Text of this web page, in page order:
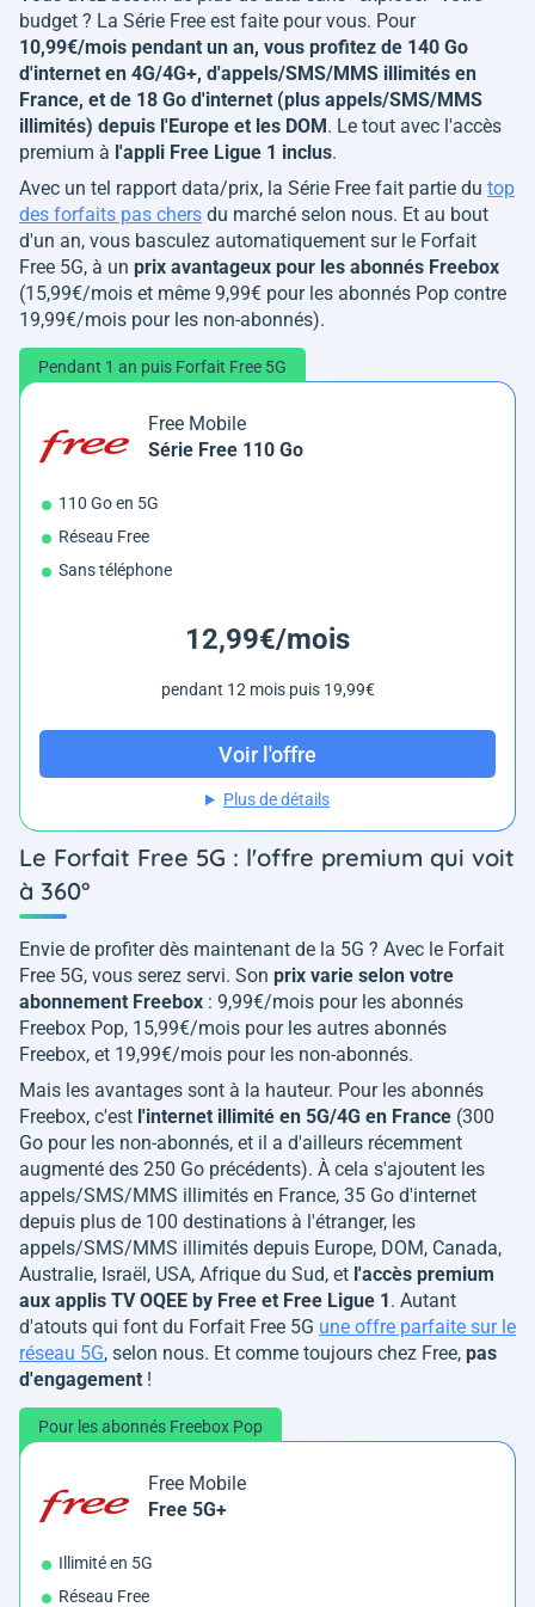
budget ? La Série Free est faite pour vous. Pour
10,99€/mois pendant un an, vous profitez de 140 Go
d'internet en 4G/4G+, d'appels/SMS/MMS illimités en
France, et de 18 Go d'internet (plus appels/SMS/MMS
illimités) depuis l'Europe et les DOM . Le tout avec l'accès
premium à l'appli Free Ligue 1 inclus.
Avec un tel rapport data/prix, la Série Free fait partie du top
des forfaits pas chers du marché selon nous. Et au bout
d'un an, vous basculez automatiquement sur le Forfait
Free 5G, à un prix avantageux pour les abonnés Freebox
(15,99€/mois et même 9,99€ pour les abonnés Pop contre
19,99€/mois pour les non-abonnés).
Pendant 1 an puis Forfait Free 5G
Free Mobile
Série Free 110 Go
110 Go en 5G
Réseau Free
Sans téléphone
12,99€/mois
pendant 12 mois puis 19,99€
Voir l'offre
Plus de détails
Le Forfait Free 5G : l'offre premium qui voit
à 360°
Envie de profiter dès maintenant de la 5G ? Avec le Forfait
Free 5G, vous serez servi. Son prix varie selon votre
abonnement Freebox : 9,99€/mois pour les abonnés
Freebox Pop, 15,99€/mois pour les autres abonnés
Freebox, et 19,99€/mois pour les non-abonnés.
Mais les avantages sont à la hauteur. Pour les abonnés
Freebox, c'est l'internet illimité en 5G/4G en France (300
Go pour les non-abonnés, et il a d'ailleurs récemment
augmenté des 250 Go précédents). À cela s'ajoutent les
appels/SMS/MMS illimités en France, 35 Go d'internet
depuis plus de 100 destinations à l'étranger, les
appels/SMS/MMS illimités depuis Europe, DOM, Canada,
Australie, Israël, USA, Afrique du Sud, et l'accès premium
aux applis TV OQEE by Free et Free Ligue 1 . Autant
d'atouts qui font du Forfait Free 5G une offre parfaite sur le
réseau 5G, selon nous. Et comme toujours chez Free, pas
d'engagement !
Pour les abonnés Freebox Pop
Free Mobile
Free 5G+
Illimité en 5G
Réseau Free